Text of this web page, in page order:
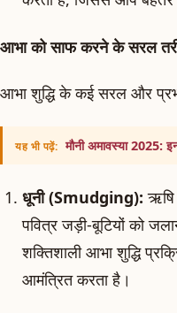
आभा को साफ करने के सरल
आभा शुद्धि के कई सरल और
यह भी पढ़ें: मौनी अमावस्या 2025:
धूनी (Smudging): ऋषि
पवित्र जड़ी-बूटियों को
शक्तिशाली आभा शुद्धि
आमंत्रित करता है।